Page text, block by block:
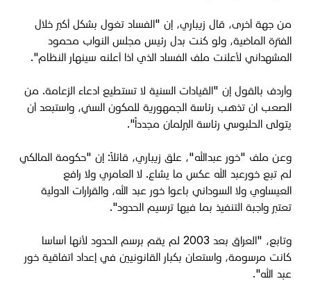
من جهة أخرى، قال زيباري، إن "الفساد تغول بشكل أكبر خلال
الفترة الماضية، ولو كنت بدل رئيس مجلس النواب محمود
المشهداني لأعلنت ملف الفساد الذي اذا أعلنه سينهار النظام".
وأردف بالقول إن "القيادات السنية لا تستطيع ادعاء الزعامة. من
الصعب ان تذهب رئاسة الجمهورية للمكون السني، واستبعد أن
يتولى الحلبوسي رئاسة البرلمان مجدداً".
وعن ملف "خور عبدالله"، علق زيباري، قائلاً: إن "حكومة المالكي
لم تبع خورعبد الله عكس ما يشاع. لا العامري ولا رافع
العيساوي ولا السوداني باعوا خور عبد الله، والقرارات الدولية
تعتبر واجبة التنفيذ بما فيها ترسيم الحدود".
وتابع، "العراق بعد 2003 لم يقم برسم الحدود لأنها أساسا
كانت مرسومة، واستعان بكبار القانونيين في إعداد اتفاقية خور
عبد الله".